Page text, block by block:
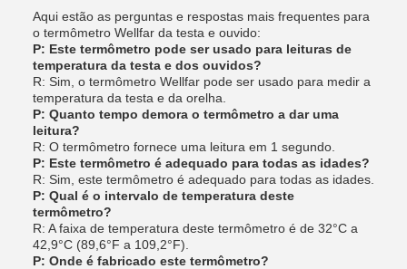
Aqui estão as perguntas e respostas mais frequentes para
o termômetro Wellfar da testa e ouvido:
P: Este termômetro pode ser usado para leituras de
temperatura da testa e dos ouvidos?
R: Sim, o termômetro Wellfar pode ser usado para medir a
temperatura da testa e da orelha.
P: Quanto tempo demora o termômetro a dar uma
leitura?
R: O termômetro fornece uma leitura em 1 segundo.
P: Este termômetro é adequado para todas as idades?
R: Sim, este termômetro é adequado para todas as idades.
P: Qual é o intervalo de temperatura deste
termômetro?
R: A faixa de temperatura deste termômetro é de 32°C a
42,9°C (89,6°F a 109,2°F).
P: Onde é fabricado este termômetro?